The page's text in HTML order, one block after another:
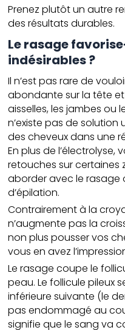
Prenez plutôt un autre
des résultats durables.
Le rasage
indésirables ?
Il n’est pas rare de
abondante sur la tête et
aisselles, les jambes ou
n’existe pas de
des cheveux dans une
En plus de
retouches sur certaines
aborder avec le rasage
d’épilation.
Contrairement à la
n’augmente pas la
non plus pousser vos
vous en avez
Le rasage coupe le
peau. Le follicule pileux
inférieure suivante (le
pas endommagé au
signifie que le sang va